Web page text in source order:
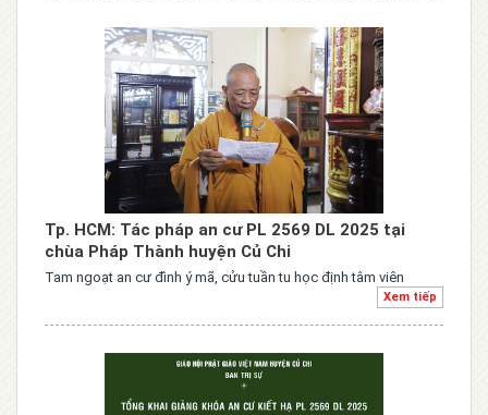
Tp. HCM: Tác pháp an cư PL 2569 DL 2025 tại
chùa Pháp Thành huyện Củ Chi
Tam ngoạt an cư đình ý mã, cửu tuần tu học định tâm viên
Xem tiếp